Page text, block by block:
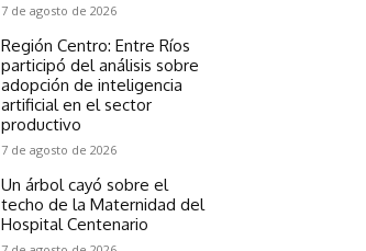
7 de agosto de 2026
Región Centro: Entre Ríos
participó del análisis sobre
adopción de inteligencia
artificial en el sector
productivo
7 de agosto de 2026
Un árbol cayó sobre el
techo de la Maternidad del
Hospital Centenario